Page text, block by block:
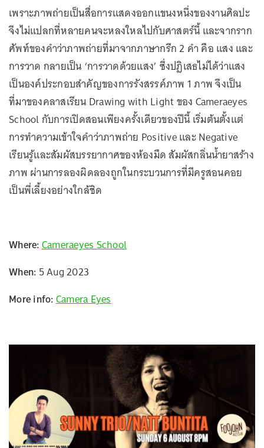
เพราะภาพถ่ายเป็นสื่อการแสดงออกแขนงหนึ่งของงานศิลปะ
จึงไม่แปลกที่หลายคนจะหลงใหลไปกับศาสตร์นี้ และจากราก
ศัพท์ของคำว่าภาพถ่ายที่มาจากภาษากรีก 2 คำ คือ แสง และ
การวาด กลายเป็น ‘การวาดด้วยแสง’ ซึ่งปฏิเสธไม่ได้ว่าแสง
เป็นองค์ประกอบสำคัญของการรังสรรค์ภาพ 1 ภาพ จึงเป็น
ที่มาของคลาสเรียน Drawing with Light ของ Cameraeyes
School กับการเปิดสอนเพียงครั้งเดียวของปีนี้ เริ่มต้นตั้งแต่
การทำความเข้าใจคำว่าภาพถ่าย Positive และ Negative
เรียนรู้และสัมผัสบรรยากาศของห้องมืด สัมผัสกลิ่นน้ำยาสร้าง
ภาพ ผ่านการลองผิดลองถูกในกระบวนการที่มีครูสอนคอย
เป็นพี่เลี้ยงอย่างใกล้ชิด
Where:Cameraeyes School
When: 5 Aug 2023
More info:Camera Eyes